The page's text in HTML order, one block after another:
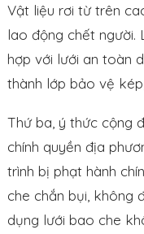
Vật liệu rơi từ trên
lao động chết
hợp với lưới an toàn
thành lớp bảo vệ
Thứ ba, ý thức cộng
chính quyền địa
trình bị phạt hành
che chắn bụi, không
dụng lưới bao che